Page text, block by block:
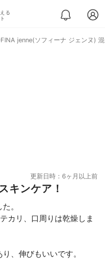
る
jenne(ソフィーナ ジェンヌ)
更新日時：6ヶ月以上前
キンケア！
。
カリ、口周りは乾燥しま
、伸びもいいです。